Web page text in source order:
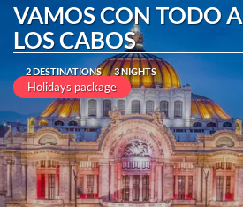
VAMOS CON TODO A
LOS CABOS
2 DESTINATIONS 3 NIGHTS
Holidays package